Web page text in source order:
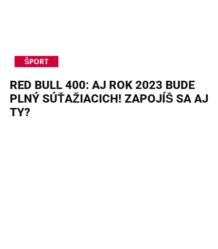
ŠPORT
RED BULL 400: AJ ROK 2023 BUDE
PLNÝ SÚŤAŽIACICH! ZAPOJÍŠ SA AJ
TY?